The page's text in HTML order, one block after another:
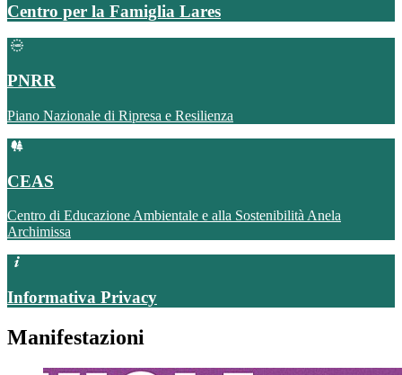
Centro per la Famiglia Lares
PNRR
Piano Nazionale di Ripresa e Resilienza
CEAS
Centro di Educazione Ambientale e alla Sostenibilità Anela
Archimissa
Informativa Privacy
Manifestazioni